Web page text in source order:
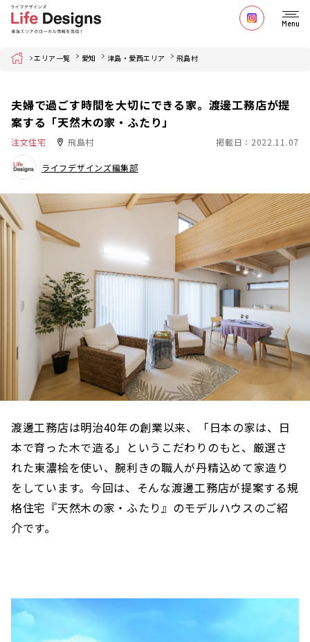
Menu
Home エリア一覧 愛知 津島・愛西エリア 飛島村
夫婦で過ごす時間を大切にできる家。渡邊工務店が提
案する「天然木の家・ふたり」
注文住宅 飛島村 掲載日：2022.11.07
ライフデザインズ編集部
渡邊工務店は明治40年の創業以来、「日本の家は、日
本で育った木で造る」というこだわりのもと、厳選さ
れた東濃桧を使い、腕利きの職人が丹精込めて家造り
をしています。今回は、そんな渡邊工務店が提案する規
格住宅『天然木の家・ふたり』のモデルハウスのご紹
介です。